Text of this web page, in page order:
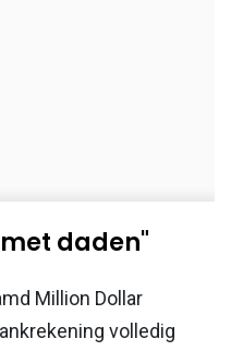
daden"
Million Dollar
volledig